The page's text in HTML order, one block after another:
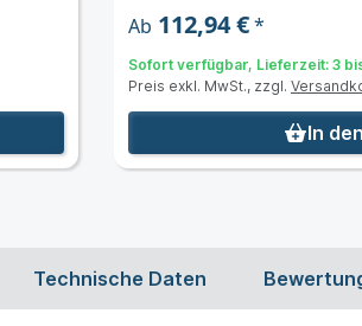
Ab 112,94 €*
Sofort verfügbar, Lieferzeit: 3
Preis exkl. MwSt., zzgl.
In
Technische Daten